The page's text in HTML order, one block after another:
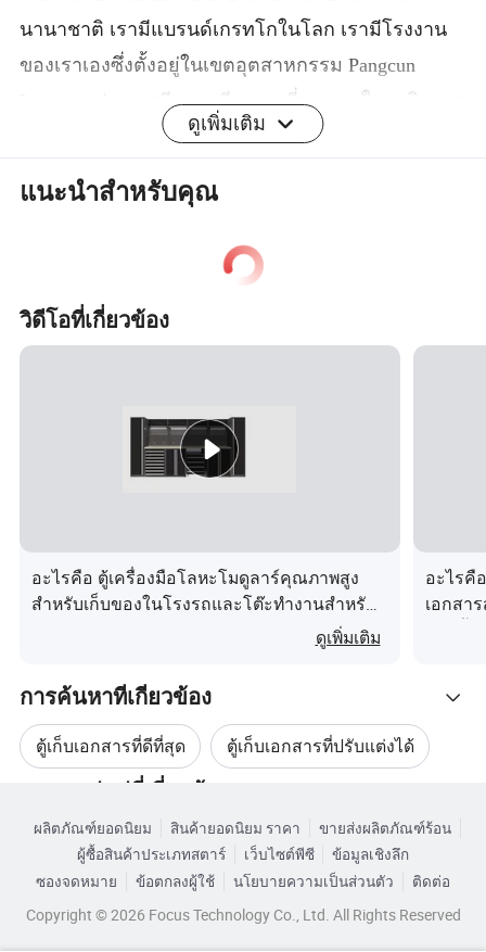
นานาชาติ เรามีแบรนด์เกรทโกในโลก เรามีโรงงาน
ของเราเองซึ่งตั้งอยู่ในเขตอุตสาหกรรม Pangcun
Luoyang ประเทศจีน เรามีความเชี่ยวชาญในธุรกิจการ
ผลิตและการส่งออก ผลิตภัณฑ์หลักของเราได้แก่
ตู้เก็บเอกสารตู้เก็บเอกสารเหล็กตู้ล็อคเกอร์เหล็กชั้น
วางโลหะตู้ชั้นวางและเฟอร์นิเจอร์ในโรงเรียน ผล
ประกอบการประจำปีของเราคือ 60000 ชุด ตอนนี้เรา
กำลังปรับปรุงเครื่องจักรและเทคนิคเพื่อยกระดับให้สูง
ขึ้น ยินดีต้อนรับสู่การสอบถามและการแลกเปลี่ยน
การบรรจุและการจัดส่ง
ไข่มุกและโฟม 5 ชั้น )
2 สามารถใส่โลโก้บนกล่องชื่อของรุ่นและราย
ละเอียดของรุ่นเช่นชิ้นงานขนาดเป็นต้น
4 สามารถจัดทำรายงานการทดสอบได้
5 การบรรจุใส่อุปกรณ์ป้องกันภายใน , วัสดุโฟม ,
พลาสติกกันความชื้นฯลฯ
ตลาดของเรา
เอเชียตะวันออกเฉียงใต้ : มาเลเซียบรูไนสิงคโปร์
ดูเพิ่มเติม
แนะนำสำหรับคุณ
วิดีโอที่เกี่ยวข้อง
อะไรคือ ตู้เครื่องมือโลหะโมดูลาร์คุณภาพสูง
สำหรับเก็บของในโรงรถและโต๊ะทำงานสำหรับ
ดูเพิ่มเติม
อะไรคื
เอกสา
การค้นหาที่เกี่ยวข้อง
ตู้เก็บเอกสารที่ดีที่สุด ตู้เก็บเอกสารที่ปรับแต่งได้
แฟ้มตู้เก็บเอกสาร ตู้เก็บเอกสารสำนักงาน
ระบบการจัดเก็บเอกสาร
เรียกดูตามหมวดหมู่
ผลิตภัณฑ์ยอดนิยม สินค้ายอดนิยม ราคา
ขายส่งผลิตภัณฑ์ร้อน
ผู้ซื้อสินค้าประเภทสตาร์
เว็บไซต์พีซี
ข้อมูลเชิงลึก
ซองจดหมาย
ข้อตกลงผู้ใช้ นโยบายความเป็นส่วนตัว
ติดต่อ
Copyright © 2026 Focus Technology Co., Ltd. All Rights Reserved